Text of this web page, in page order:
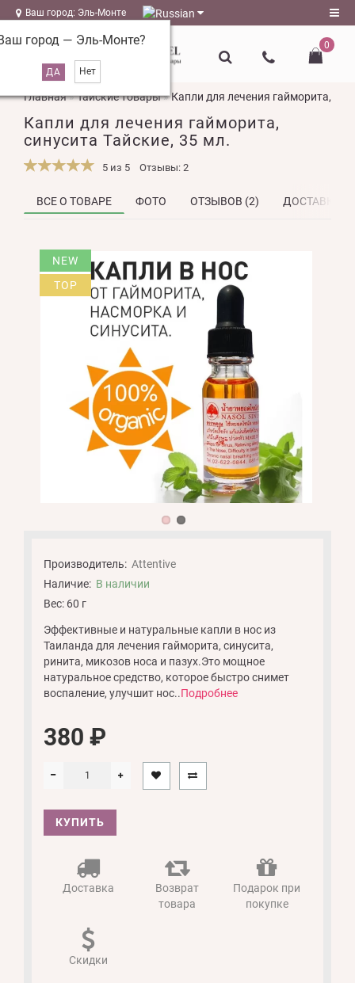
Ваш город: Эль-Монте
город — Эль-Монте?
Регистрация
Авторизация
magazin@l-
закладки0
0
Главная Тайские товары Капли для лечения гайморита,
Капли для лечения гайморита,
синусита Тайские, 35 мл.
5 из 5 Отзывы: 2
ВСЕ О ТОВАРЕ ФОТО ОТЗЫВОВ (2) ДОСТАВКА
NEW
TOP
Производитель: Attentive
Наличие: В наличии
Вес: 60 г
Эффективные и натуральные капли в нос из
Таиланда для лечения гайморита, синусита,
ринита, микозов носа и пазух.Это мощное
натуральное средство, которое быстро снимет
воспаление, улучшит нос..Подробнее
380 ₽
КУПИТЬ
Доставка
Возврат
товара
Подарок при
покупке
Скидки